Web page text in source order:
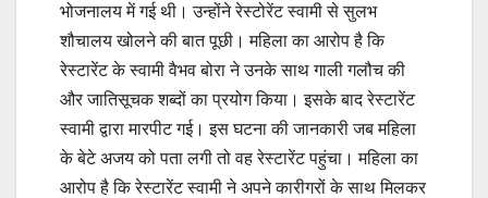
भोजनालय में गई थी। उन्होंने रेस्टोरेंट स्वामी से सुलभ
शौचालय खोलने की बात पूछी। महिला का आरोप है कि
रेस्टारेंट के स्वामी वैभव बोरा ने उनके साथ गाली गलौच की
और जातिसूचक शब्दों का प्रयोग किया। इसके बाद रेस्टारेंट
स्वामी द्वारा मारपीट गई। इस घटना की जानकारी जब महिला
के बेटे अजय को पता लगी तो वह रेस्टारेंट पहुंचा। महिला का
आरोप है कि रेस्टारेंट स्वामी ने अपने कारीगरों के साथ मिलकर